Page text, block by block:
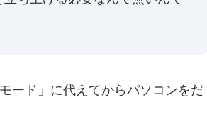
ード」に代えてからパソコンをだ